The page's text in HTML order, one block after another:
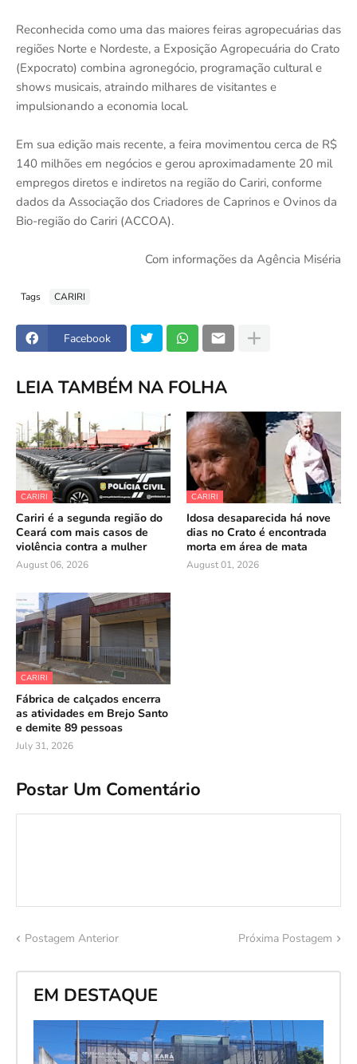
Reconhecida como uma das maiores feiras agropecuárias das
regiões Norte e Nordeste, a Exposição Agropecuária do Crato
(Expocrato) combina agronegócio, programação cultural e
shows musicais, atraindo milhares de visitantes e
impulsionando a economia local.
Em sua edição mais recente, a feira movimentou cerca de R$
140 milhões em negócios e gerou aproximadamente 20 mil
empregos diretos e indiretos na região do Cariri, conforme
dados da Associação dos Criadores de Caprinos e Ovinos da
Bio-região do Cariri (ACCOA).
Com informações da Agência Miséria
Tags CARIRI
Facebook
LEIA TAMBÉM NA FOLHA
CARIRI
Cariri é a segunda região do
Ceará com mais casos de
violência contra a mulher
August 06, 2026
CARIRI
Idosa desaparecida há nove
dias no Crato é encontrada
morta em área de mata
August 01, 2026
CARIRI
Fábrica de calçados encerra
as atividades em Brejo Santo
e demite 89 pessoas
July 31, 2026
Postar Um Comentário
Postagem Anterior Próxima Postagem
EM DESTAQUE